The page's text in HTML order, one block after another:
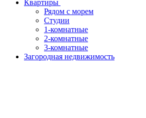
Квартиры
Рядом с морем
Студии
1-комнатные
2-комнатные
3-комнатные
Загородная недвижимость